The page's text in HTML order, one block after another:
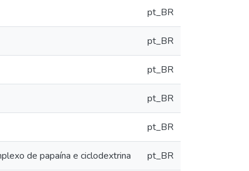
pt_BR
pt_BR
pt_BR
pt_BR
pt_BR
de papaína e ciclodextrina pt_BR